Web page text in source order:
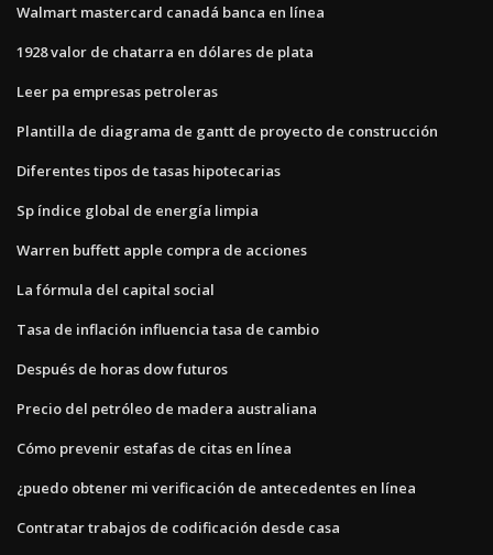
Walmart mastercard canadá banca en línea
1928 valor de chatarra en dólares de plata
Leer pa empresas petroleras
Plantilla de diagrama de gantt de proyecto de construcción
Diferentes tipos de tasas hipotecarias
Sp índice global de energía limpia
Warren buffett apple compra de acciones
La fórmula del capital social
Tasa de inflación influencia tasa de cambio
Después de horas dow futuros
Precio del petróleo de madera australiana
Cómo prevenir estafas de citas en línea
¿puedo obtener mi verificación de antecedentes en línea
Contratar trabajos de codificación desde casa